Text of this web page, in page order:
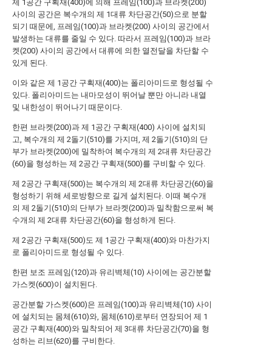
제 1공간 구획재(400)에 의해 프레임(100)과 브라켓(200)
사이의 공간은 복수개의 제 1대류 차단공간(50)으로 분할
되기 때문에, 프레임(100)과 브라켓(200) 사이의 공간에서
발생하는 대류를 줄일 수 있다. 따라서 프레임(100)과 브라
켓(200) 사이의 공간에서 대류에 의한 열전달을 차단할 수
있게 된다.
이와 같은 제 1공간 구획재(400)는 폴리아미드로 형성될 수
있다. 폴리아미드는 내마모성이 뛰어날 뿐만 아니라 내열
및 내한성이 뛰어나기 때문이다.
한편 브라켓(200)과 제 1공간 구획재(400) 사이에 설치되
고, 복수개의 제 2돌기(510)를 가지며, 제 2돌기(510)의 단
부가 브라켓(200)에 밀착하여 복수개의 제 2대류 차단공간
(60)을 형성하는 제 2공간 구획재(500)를 구비할 수 있다.
제 2공간 구획재(500)는 복수개의 제 2대류 차단공간(60)을
형성하기 위해 세로방향으로 길게 설치된다. 이때 복수개
의 제 2돌기(510)의 단부가 브라켓(200)과 밀착함으로써 복
수개의 제 2대류 차단공간(60)을 형성하게 된다.
제 2공간 구획재(500)도 제 1공간 구획재(400)와 마찬가지
로 폴리아미드로 형성될 수 있다.
한편 보조 프레임(120)과 유리벽체(10) 사이에는 공간분할
가스켓(600)이 설치된다.
공간분할 가스켓(600)은 프레임(100)과 유리벽체(10) 사이
에 설치되는 몸체(610)와, 몸체(610)로부터 연장되어 제 1
공간 구획재(400)와 밀착되어 제 3대류 차단공간(70)을 형
성하는 리브(620)를 구비한다.